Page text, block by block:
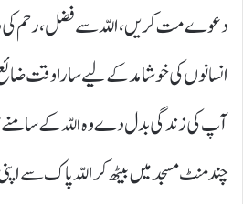
دعوے مت کریں، اللّہ سے فضل، رحم کی
انسانوں کی خوشامد کے لیے سارا وقت
آپ کی زندگی بدل دے وہ اللّہ کے سامنے
چند منٹ مسجد میں بیٹھ کر اللّہ پاک سے